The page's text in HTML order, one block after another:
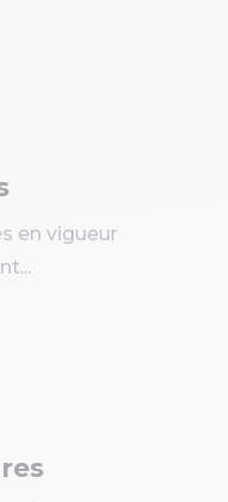
en vigueur